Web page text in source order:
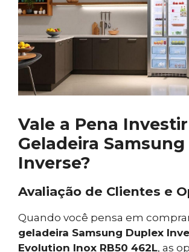
Vale a Pena
Geladeira
Inverse?
Avaliação de Clientes e
Quando você pensa em
geladeira Samsung Duplex
Evolution Inox RB50 462L, as